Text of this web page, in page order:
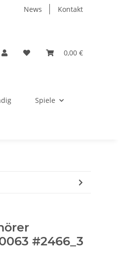
News Kontakt
0,00 €
Spiele
#2466_3